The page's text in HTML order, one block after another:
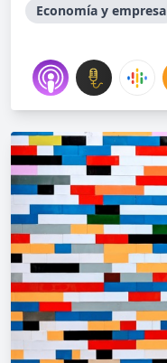
Economía y empresa